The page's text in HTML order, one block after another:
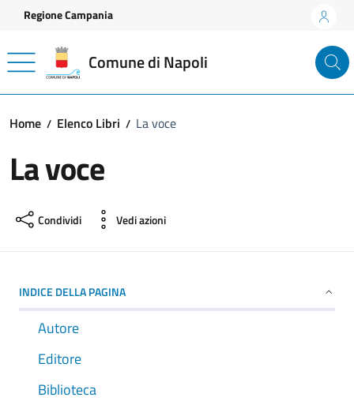
Vai ai contenuti
Vai al footer
Regione Campania
Comune di Napoli
Home Elenco Libri La voce
La voce
Condividi Vedi azioni
INDICE DELLA PAGINA
Autore
Editore
Biblioteca